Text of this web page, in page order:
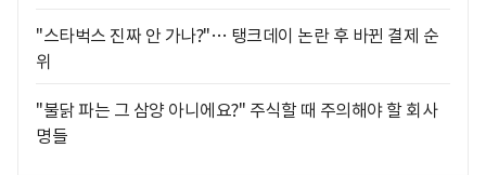
"스타벅스 진짜 안 가나?"… 탱크데이 논란 후 바뀐 결제 순
위
"불닭 파는 그 삼양 아니에요?" 주식할 때 주의해야 할 회사
명들